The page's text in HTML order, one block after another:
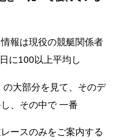
報は現役の競艇関係者
に100以上平均し
大部分を見て、そのデ
、その中で 一番
ースのみをご案内する